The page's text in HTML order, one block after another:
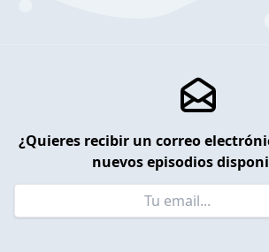
¿Quieres recibir un correo
nuevos episodios